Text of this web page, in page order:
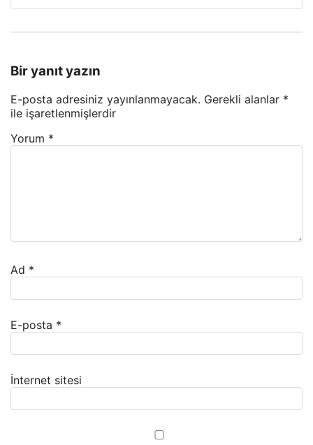
Bir yanıt yazın
E-posta adresiniz yayınlanmayacak. Gerekli alanlar *
ile işaretlenmişlerdir
Yorum *
Ad *
E-posta *
İnternet sitesi